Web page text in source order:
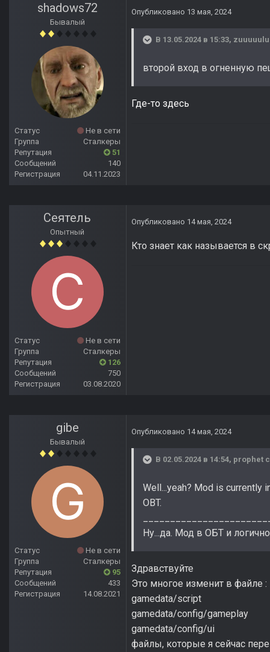
shadows72
Бывалый
Статус
Не в сети
Группа
Сталкеры
Репутация
51
Сообщений
140
Регистрация
04.11.2023
Опубликовано 13 мая, 2024
В 13.05.2024 в 15:33,
второй вход в огненную
Где-то здесь
Сеятель
Опытный
Статус
Не в сети
Группа
Сталкеры
Репутация
126
Сообщений
750
Регистрация
03.08.2020
Опубликовано 14 мая, 2024
Кто знает как называется в
gibe
Бывалый
Статус
Не в сети
Группа
Сталкеры
Репутация
95
Сообщений
433
Регистрация
14.08.2021
Опубликовано 14 мая, 2024
В 02.05.2024 в 14:54, prophet
Well...yeah? Mod is currently
OBT.
Ну...да. Мод в ОБТ и
Здравствуйте
Это многое изменит в файле :
gamedata/script
gamedata/config/gameplay
gamedata/config/ui
файлы, которые я сейчас